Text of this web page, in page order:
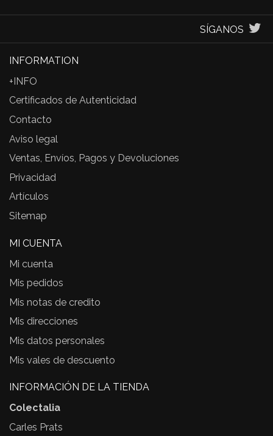
SÍGANOS
INFORMATION
+INFO
Certificados de Autenticidad
Contacto
Aviso legal
Ventas, Envíos, Pagos y Devoluciones
Privacidad
Artículos
Sitemap
MI CUENTA
Mi cuenta
Mis pedidos
Mis notas de credito
Mis direcciones
Mis datos personales
Mis vales de descuento
INFORMACIÓN DE LA TIENDA
Colectalia
Carles Prats